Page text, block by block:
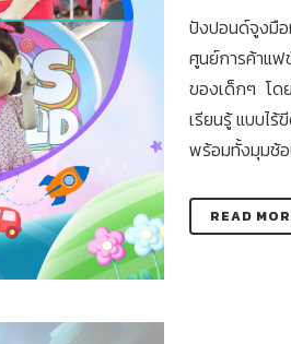
ปังปอนด์จูงมือ
ศูนย์การค้าแฟ
ของเด็กๆ โด
เรียนรู้ แบบไ
พร้อมทั้งมุมช้
READ